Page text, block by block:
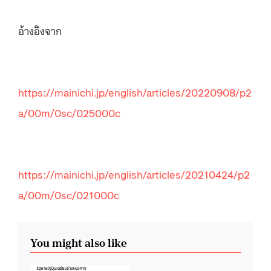
อ้างอิงจาก
https://mainichi.jp/english/articles/20220908/p2
a/00m/0sc/025000c
https://mainichi.jp/english/articles/20210424/p2
a/00m/0sc/021000c
You might also like